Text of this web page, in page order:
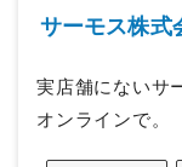
サーモス株式
実店舗にないサ
オンラインで。